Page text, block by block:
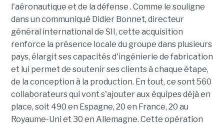
l'aéronautique et de la défense . Comme le souligne
dans un communiqué Didier Bonnet, directeur
général international de SII, cette acquisition
renforce la présence locale du groupe dans plusieurs
pays, élargit ses capacités d'ingénierie de fabrication
et lui permet de soutenir ses clients à chaque étape,
de la conception à la production. En tout, ce sont 560
collaborateurs qui vont s'ajouter aux équipes déjà en
place, soit 490 en Espagne, 20 en France, 20 au
Royaume-Uni et 30 en Allemagne. Cette opération